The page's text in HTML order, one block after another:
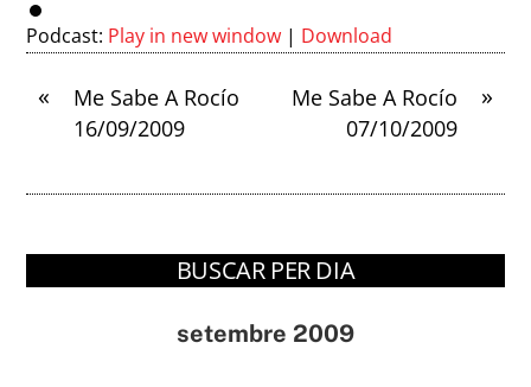
Podcast: Play in new window | Download
«
Me Sabe A Rocío
16/09/2009
»
Me Sabe A Rocío
07/10/2009
BUSCAR PER DIA
setembre 2009